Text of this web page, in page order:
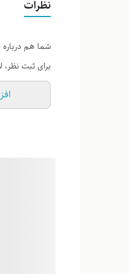
لطفاً پیش از
نظرات
شما هم
برای ثبت نظر،